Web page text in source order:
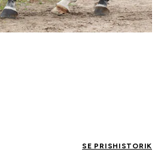
SE PRISHISTORIK